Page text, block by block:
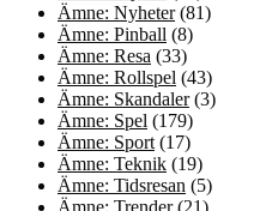
Ämne: Nyheter(81)
Ämne: Pinball (8)
Ämne: Resa (33)
Ämne: Rollspel (43)
Ämne: Skandaler(3)
Ämne: Spel (179)
Ämne: Sport (17)
Ämne: Teknik (19)
Ämne: Tidsresan (5)